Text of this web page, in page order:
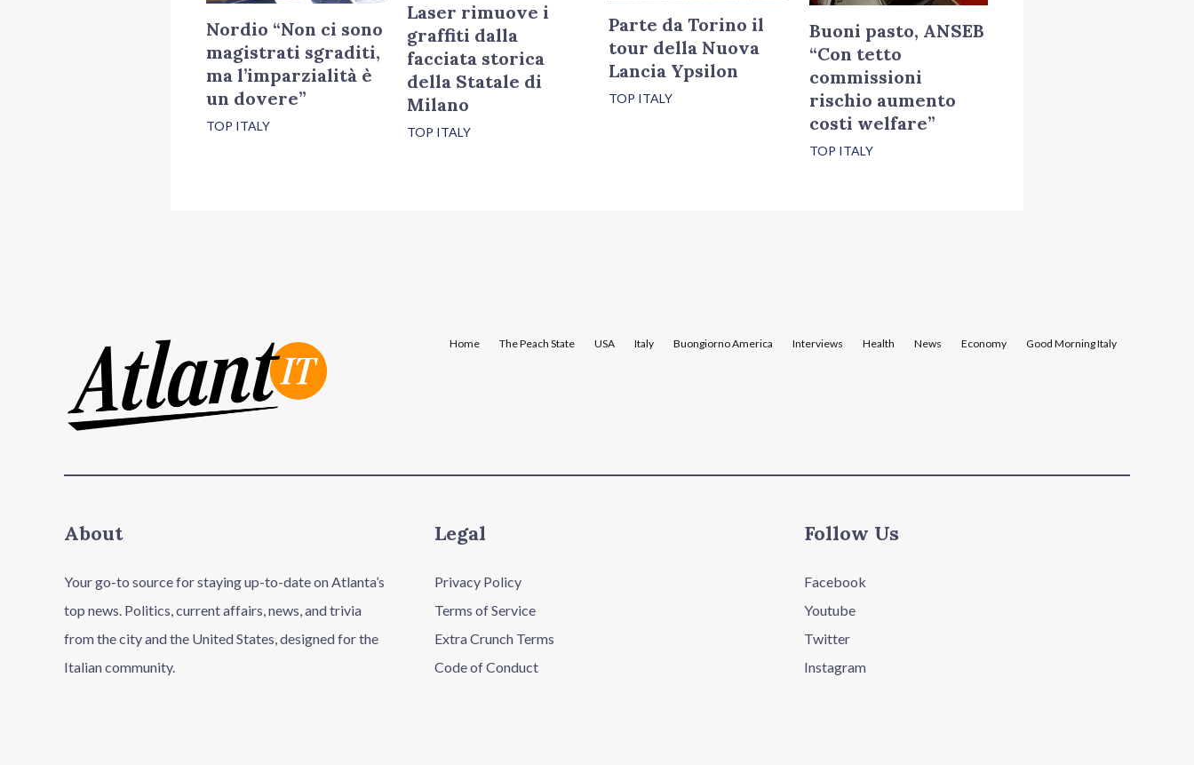
Nordio “Non ci sono
magistrati sgraditi,
ma l’imparzialità è
un dovere”
TOP ITALY
Laser rimuove i
graffiti dalla
facciata storica
della Statale di
Milano
TOP ITALY
Parte da Torino il
tour della Nuova
Lancia Ypsilon
TOP ITALY
Buoni pasto, ANSEB
“Con tetto
commissioni
rischio aumento
costi welfare”
TOP ITALY
Home The Peach State USA Italy Buongiorno America Interviews Health News Economy Good Morning Italy
About
Your go-to source for staying up-to-date on Atlanta’s
top news. Politics, current affairs, news, and trivia
from the city and the United States, designed for the
Italian community.
Legal
Privacy Policy
Terms of Service
Extra Crunch Terms
Code of Conduct
Follow Us
Facebook
Youtube
Twitter
Instagram